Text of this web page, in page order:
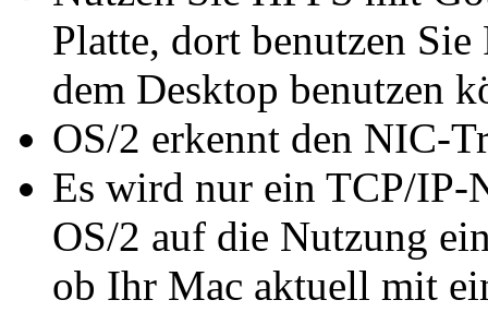
Platte, dort benutzen
dem Desktop benutzen
OS/2 erkennt den NIC-
Es wird nur ein TCP/IP-
OS/2 auf die Nutzung
ob Ihr Mac aktuell mit